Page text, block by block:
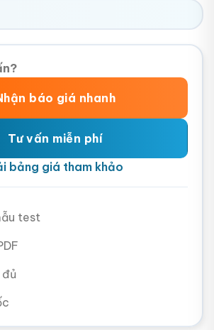
báo giá nhanh
Tư vấn miễn phí
bảng giá tham khảo
test
đủ